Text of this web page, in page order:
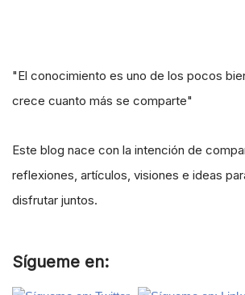
"El conocimiento es uno de los pocos
crece cuanto más se comparte"
Este blog nace con la intención de
reflexiones, artículos, visiones e ideas
disfrutar juntos.
Sígueme en: